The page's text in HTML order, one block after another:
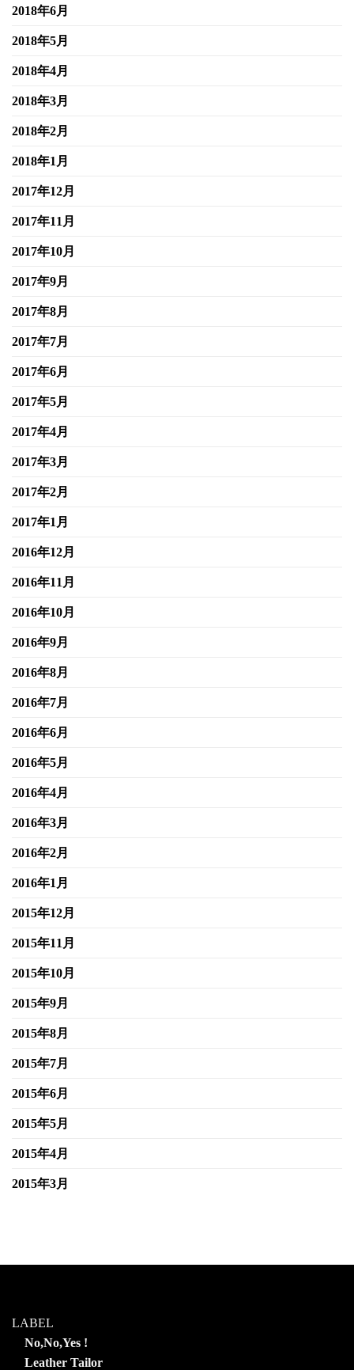
2018年6月
2018年5月
2018年4月
2018年3月
2018年2月
2018年1月
2017年12月
2017年11月
2017年10月
2017年9月
2017年8月
2017年7月
2017年6月
2017年5月
2017年4月
2017年3月
2017年2月
2017年1月
2016年12月
2016年11月
2016年10月
2016年9月
2016年8月
2016年7月
2016年6月
2016年5月
2016年4月
2016年3月
2016年2月
2016年1月
2015年12月
2015年11月
2015年10月
2015年9月
2015年8月
2015年7月
2015年6月
2015年5月
2015年4月
2015年3月
LABEL
No,No,Yes !
Leather Tailor